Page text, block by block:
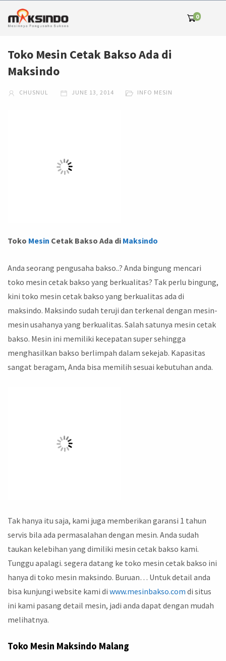
0
Toko Mesin Cetak Bakso Ada di
Maksindo
CHUSNUL JUNE 13, 2014 INFO MESIN
Toko Mesin Cetak Bakso Ada di Maksindo
Anda seorang pengusaha bakso..? Anda bingung mencari
toko mesin cetak bakso yang berkualitas? Tak perlu bingung,
kini toko mesin cetak bakso yang berkualitas ada di
maksindo. Maksindo sudah teruji dan terkenal dengan mesin-
mesin usahanya yang berkualitas. Salah satunya mesin cetak
bakso. Mesin ini memiliki kecepatan super sehingga
menghasilkan bakso berlimpah dalam sekejab. Kapasitas
sangat beragam, Anda bisa memilih sesuai kebutuhan anda.
Tak hanya itu saja, kami juga memberikan garansi 1 tahun
servis bila ada permasalahan dengan mesin. Anda sudah
taukan kelebihan yang dimiliki mesin cetak bakso kami.
Tunggu apalagi. segera datang ke toko mesin cetak bakso ini
hanya di toko mesin maksindo. Buruan… Untuk detail anda
bisa kunjungi website kami di www.mesinbakso.com di situs
ini kami pasang detail mesin, jadi anda dapat dengan mudah
melihatnya.
Toko Mesin Maksindo Malang